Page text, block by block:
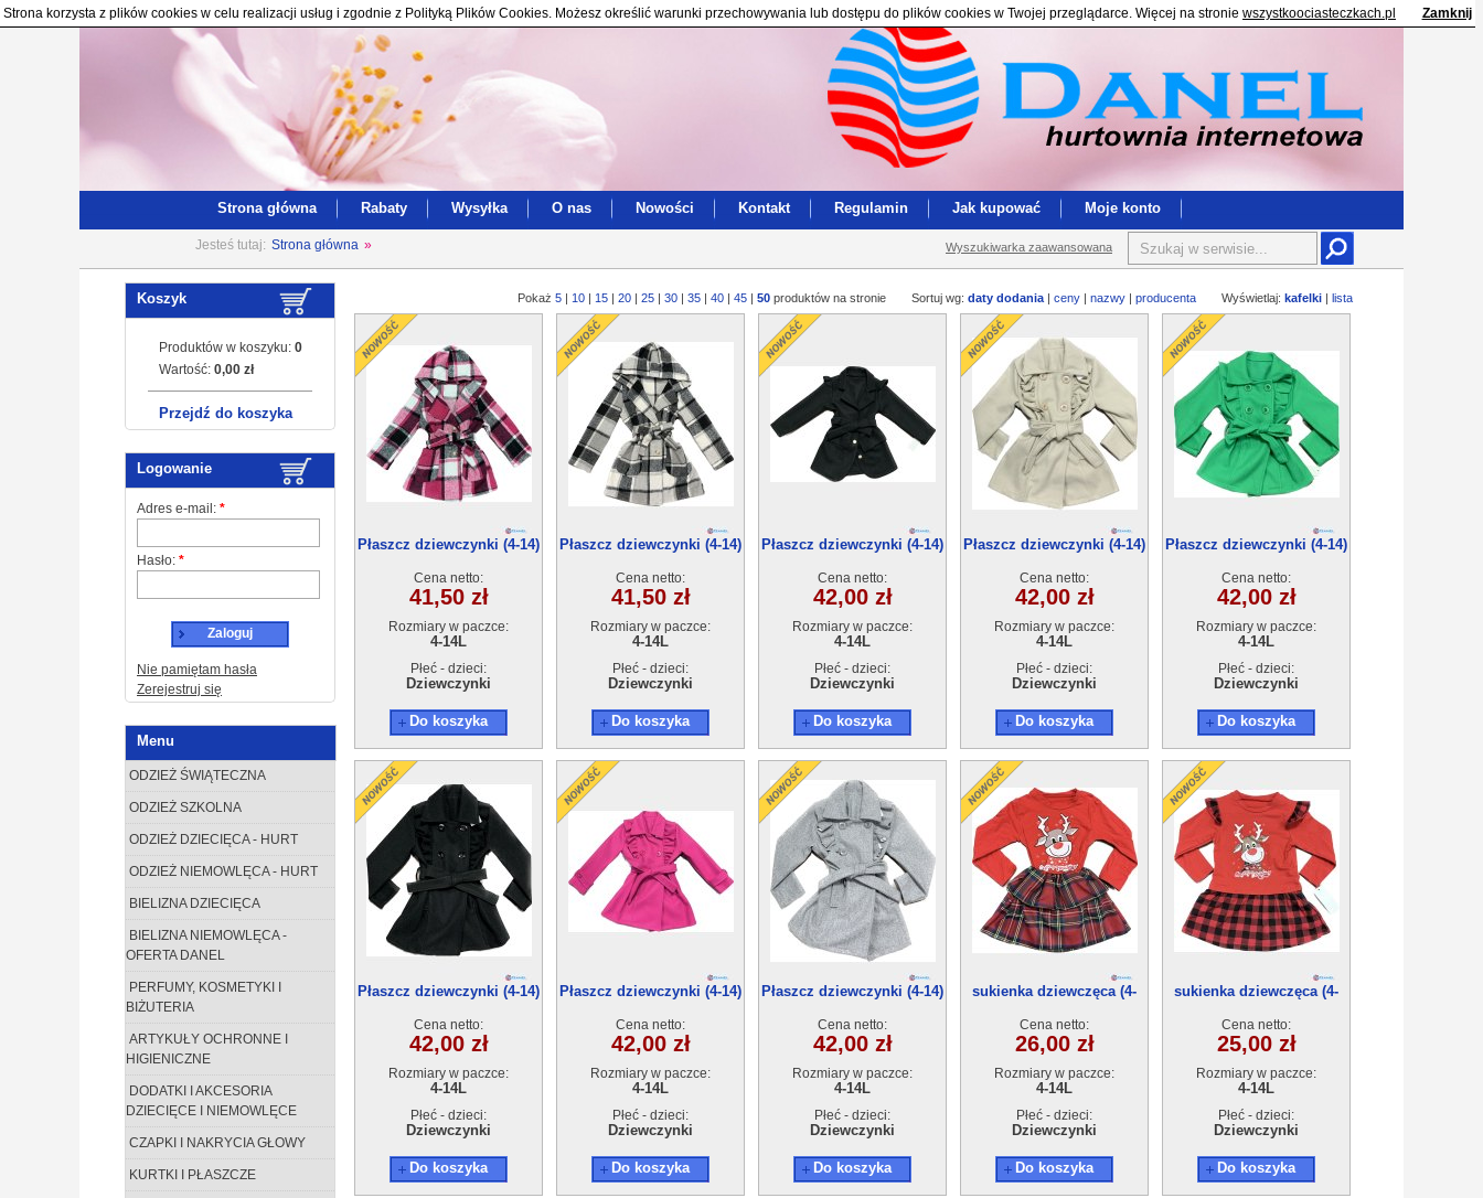
Strona korzysta z plików cookies w celu realizacji usług i zgodnie z Polityką Plików Cookies. Możesz określić warunki przechowywania lub dostępu do plików cookies w Twojej przeglądarce. Więcej na stronie wszystkoociasteczkach.pl Zamknij
Wyszukiwarka zaawansowana
Strona główna Rabaty Wysyłka O nas Nowości Kontakt Regulamin Jak kupować Moje konto
Jesteś tutaj: Strona główna »
Koszyk
Produktów w koszyku: 0
Wartość: 0,00 zł
Przejdź do koszyka
Logowanie
Adres e-mail: *
Hasło: *
Zaloguj
Nie pamiętam hasła
Zerejestruj się
Menu
ODZIEŻ ŚWIĄTECZNA
ODZIEŻ SZKOLNA
ODZIEŻ DZIECIĘCA - HURT
ODZIEŻ NIEMOWLĘCA - HURT
BIELIZNA DZIECIĘCA
BIELIZNA NIEMOWLĘCA -
OFERTA DANEL
PERFUMY, KOSMETYKI I
BIŻUTERIA
ARTYKUŁY OCHRONNE I
HIGIENICZNE
DODATKI I AKCESORIA
DZIECIĘCE I NIEMOWLĘCE
CZAPKI I NAKRYCIA GŁOWY
KURTKI I PŁASZCZE
Pokaż 5 | 10 | 15 | 20 | 25 | 30 | 35 | 40 | 45 | 50 produktów na stronie Sortuj wg: daty dodania | ceny | nazwy | producenta Wyświetlaj: kafelki | lista
Płaszcz dziewczynki (4-14)
Cena netto:
41,50 zł
Rozmiary w paczce:
4-14L
Płeć - dzieci:
Dziewczynki
Do koszyka
Płaszcz dziewczynki (4-14)
Cena netto:
41,50 zł
Rozmiary w paczce:
4-14L
Płeć - dzieci:
Dziewczynki
Do koszyka
Płaszcz dziewczynki (4-14)
Cena netto:
42,00 zł
Rozmiary w paczce:
4-14L
Płeć - dzieci:
Dziewczynki
Do koszyka
Płaszcz dziewczynki (4-14)
Cena netto:
42,00 zł
Rozmiary w paczce:
4-14L
Płeć - dzieci:
Dziewczynki
Do koszyka
Płaszcz dziewczynki (4-14)
Cena netto:
42,00 zł
Rozmiary w paczce:
4-14L
Płeć - dzieci:
Dziewczynki
Do koszyka
Płaszcz dziewczynki (4-14)
Cena netto:
42,00 zł
Rozmiary w paczce:
4-14L
Płeć - dzieci:
Dziewczynki
Do koszyka
Płaszcz dziewczynki (4-14)
Cena netto:
42,00 zł
Rozmiary w paczce:
4-14L
Płeć - dzieci:
Dziewczynki
Do koszyka
Płaszcz dziewczynki (4-14)
Cena netto:
42,00 zł
Rozmiary w paczce:
4-14L
Płeć - dzieci:
Dziewczynki
Do koszyka
sukienka dziewczęca (4-
Cena netto:
26,00 zł
Rozmiary w paczce:
4-14L
Płeć - dzieci:
Dziewczynki
Do koszyka
sukienka dziewczęca (4-
Cena netto:
25,00 zł
Rozmiary w paczce:
4-14L
Płeć - dzieci:
Dziewczynki
Do koszyka